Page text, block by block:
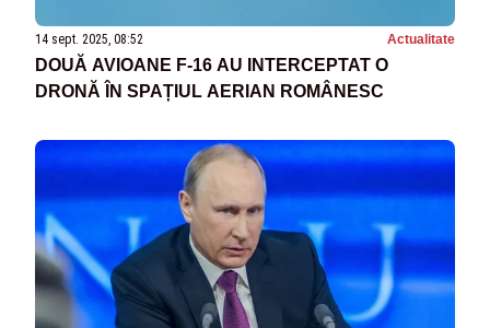
14 sept. 2025, 08:52 Actualitate
DOUĂ AVIOANE F-16 AU INTERCEPTAT O
DRONĂ ÎN SPAȚIUL AERIAN ROMÂNESC